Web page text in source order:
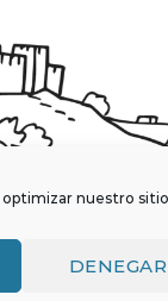
optimizar nuestro
DENEGAR